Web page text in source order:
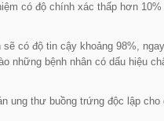
có độ chính xác thấp hơn
có độ tin cậy khoảng 98%,
những bệnh nhân có dấu hiệu
ung thư buồng trứng độc lập